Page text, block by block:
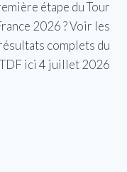
étape du Tour
2026 ? Voir les
complets du
TDF ici 4 juillet 2026